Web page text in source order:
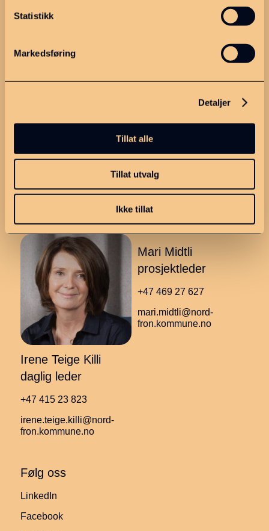
Statistikk
Markedsføring
Detaljer
Tillat alle
Tillat utvalg
Ikke tillat
vårt!
Abonnér
Irene Teige Killi
daglig leder
+47 415 23 823
irene.teige.killi@nord-
fron.kommune.no
Mari Midtli
prosjektleder
+47 469 27 627
mari.midtli@nord-
fron.kommune.no
Følg oss
LinkedIn
Facebook